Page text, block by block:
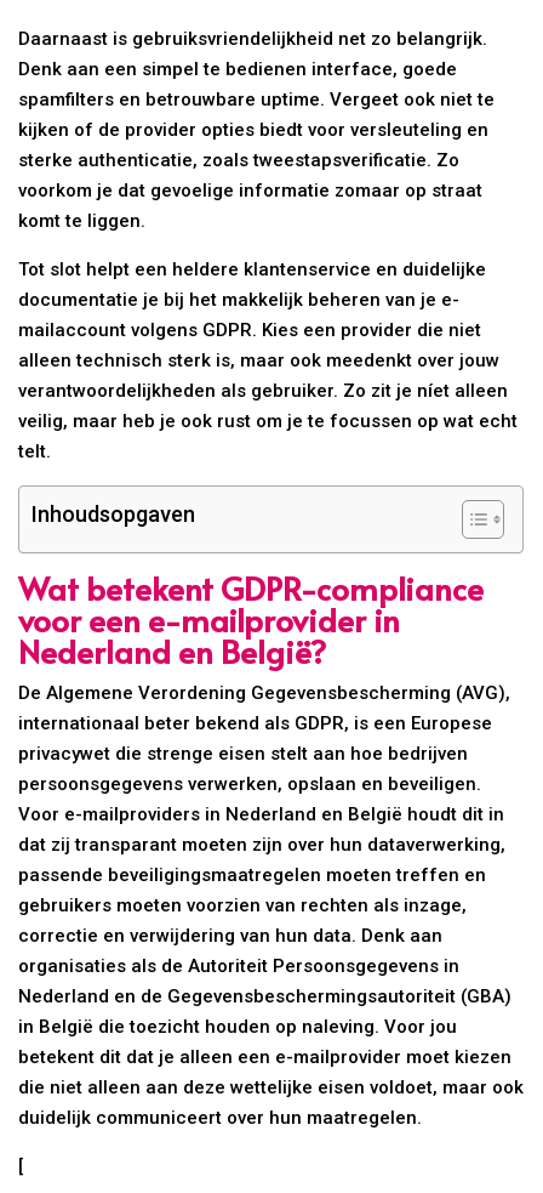
Daarnaast is gebruiksvriendelijkheid net zo belangrijk.
Denk aan een simpel te bedienen interface, goede
spamfilters en betrouwbare uptime. Vergeet ook niet te
kijken of de provider opties biedt voor versleuteling en
sterke authenticatie, zoals tweestapsverificatie. Zo
voorkom je dat gevoelige informatie zomaar op straat
komt te liggen.
Tot slot helpt een heldere klantenservice en duidelijke
documentatie je bij het makkelijk beheren van je e-
mailaccount volgens GDPR. Kies een provider die niet
alleen technisch sterk is, maar ook meedenkt over jouw
verantwoordelijkheden als gebruiker. Zo zit je níet alleen
veilig, maar heb je ook rust om je te focussen op wat echt
telt.
Inhoudsopgaven
Wat betekent GDPR-compliance
voor een e-mailprovider in
Nederland en België?
De Algemene Verordening Gegevensbescherming (AVG),
internationaal beter bekend als GDPR, is een Europese
privacywet die strenge eisen stelt aan hoe bedrijven
persoonsgegevens verwerken, opslaan en beveiligen.
Voor e-mailproviders in Nederland en België houdt dit in
dat zij transparant moeten zijn over hun dataverwerking,
passende beveiligingsmaatregelen moeten treffen en
gebruikers moeten voorzien van rechten als inzage,
correctie en verwijdering van hun data. Denk aan
organisaties als de Autoriteit Persoonsgegevens in
Nederland en de Gegevensbeschermingsautoriteit (GBA)
in België die toezicht houden op naleving. Voor jou
betekent dit dat je alleen een e-mailprovider moet kiezen
die niet alleen aan deze wettelijke eisen voldoet, maar ook
duidelijk communiceert over hun maatregelen.
[